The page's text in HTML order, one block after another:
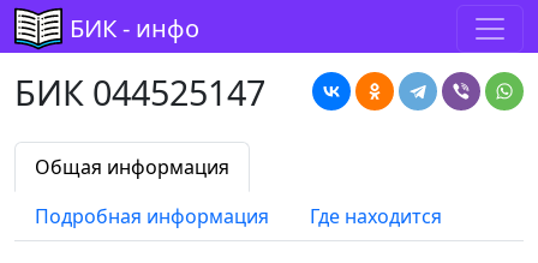
БИК - инфо
БИК 044525147
Общая информация
Подробная информация
Где находится